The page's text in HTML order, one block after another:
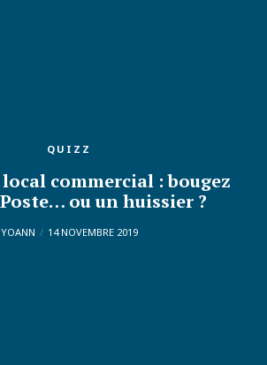
QUIZZ
commercial : bougez
ou un huissier ?
YOANN 14 NOVEMBRE 2019